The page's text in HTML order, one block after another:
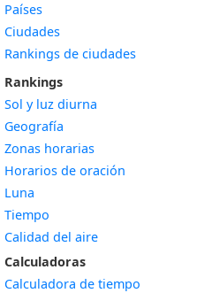
Países
Ciudades
Rankings de ciudades
Rankings
Sol y luz diurna
Geografía
Zonas horarias
Horarios de oración
Luna
Tiempo
Calidad del aire
Calculadoras
Calculadora de tiempo